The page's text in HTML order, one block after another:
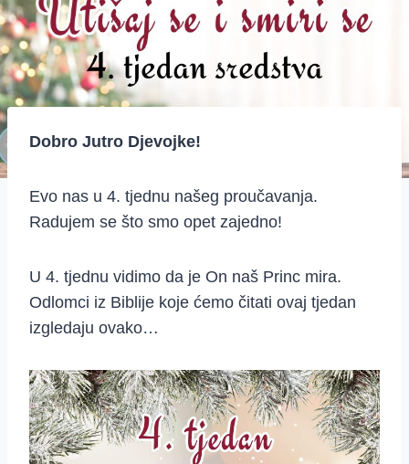
Dobro Jutro Djevojke!
Evo nas u 4. tjednu našeg proučavanja.
Radujem se što smo opet zajedno!
U 4. tjednu vidimo da je On naš Princ mira.
Odlomci iz Biblije koje ćemo čitati ovaj tjedan
izgledaju ovako…